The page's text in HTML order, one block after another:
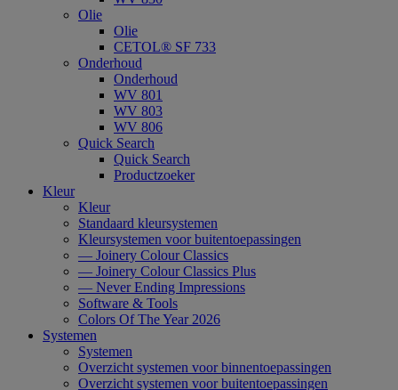
Olie
Olie
CETOL® SF 733
Onderhoud
Onderhoud
WV 801
WV 803
WV 806
Quick Search
Quick Search
Productzoeker
Kleur
Kleur
Standaard kleursystemen
Kleursystemen voor buitentoepassingen
— Joinery Colour Classics
— Joinery Colour Classics Plus
— Never Ending Impressions
Software & Tools
Colors Of The Year 2026
Systemen
Systemen
Overzicht systemen voor binnentoepassingen
Overzicht systemen voor buitentoepassingen